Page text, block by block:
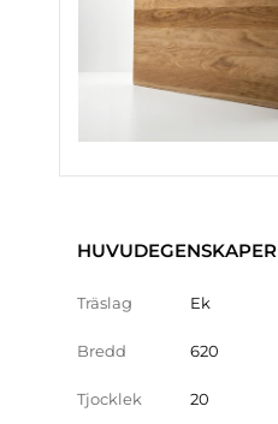
HUVUDEGENSKAPER
Träslag Ek
Bredd 620
Tjocklek 20